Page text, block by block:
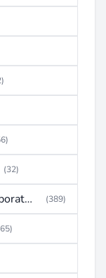
(32)
Instrumental (Eléctrico y Laboratorio) (389)